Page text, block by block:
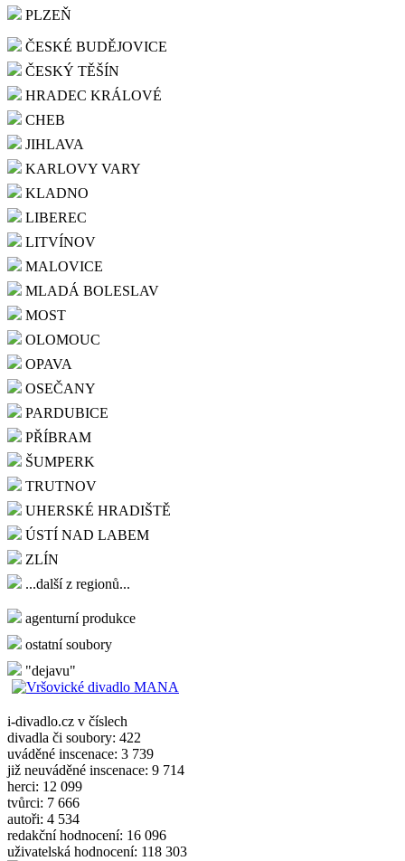
PLZEŇ
ČESKÉ BUDĚJOVICE
ČESKÝ TĚŠÍN
HRADEC KRÁLOVÉ
CHEB
JIHLAVA
KARLOVY VARY
KLADNO
LIBEREC
LITVÍNOV
MALOVICE
MLADÁ BOLESLAV
MOST
OLOMOUC
OPAVA
OSEČANY
PARDUBICE
PŘÍBRAM
ŠUMPERK
TRUTNOV
UHERSKÉ HRADIŠTĚ
ÚSTÍ NAD LABEM
ZLÍN
...další z regionů...
agenturní produkce
ostatní soubory
"dejavu"
i-divadlo.cz v číslech
divadla či soubory: 422
uváděné inscenace: 3 739
již neuváděné inscenace: 9 714
herci: 12 099
tvůrci: 7 666
autoři: 4 534
redakční hodnocení: 16 096
uživatelská hodnocení: 118 303